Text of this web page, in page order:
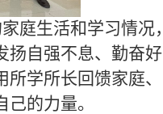
庭生活和学习情况，
扬自强不息、勤奋好
学所长回馈家庭、
的力量。